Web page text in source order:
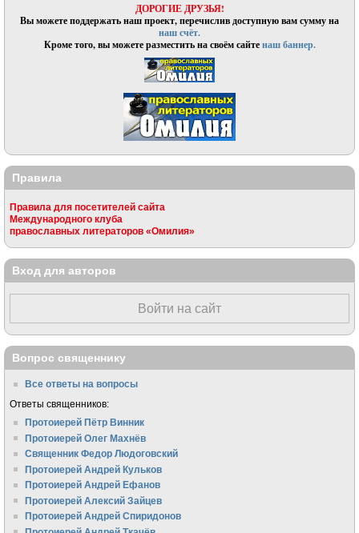
ДОРОГИЕ ДРУЗЬЯ!
Вы можете поддержать наш проект, перечислив доступную вам сумму на
наш счёт.
Кроме того, вы можете разместить на своём сайтенаш баннер.
Правила
Правила для посетителей сайта
Международного клуба
православных литераторов «Омилия»
Вход для авторов
Войти на сайт
Вопрос священнику
Все ответы на вопросы
Ответы священников:
Протоиерей Пётр Винник
Протоиерей Олег Махнёв
Священник Федор Людоговский
Протоиерей Андрей Кульков
Протоиерей Андрей Ефанов
Протоиерей Алексий Зайцев
Протоиерей Андрей Спиридонов